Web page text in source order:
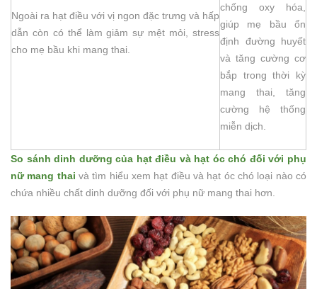
Ngoài ra hạt điều với vị ngon đặc trưng và hấp
dẫn còn có thể làm giảm sự mệt mỏi, stress
cho mẹ bầu khi mang thai.
chống oxy hóa,
giúp mẹ bầu ổn
định đường huyết
và tăng cường cơ
bắp trong thời kỳ
mang thai, tăng
cường hệ thống
miễn dịch.
So sánh dinh dưỡng của hạt điều và hạt óc chó đối với phụ
nữ mang thai và tìm hiểu xem hạt điều và hạt óc chó loại nào có
chứa nhiều chất dinh dưỡng đối với phụ nữ mang thai hơn.